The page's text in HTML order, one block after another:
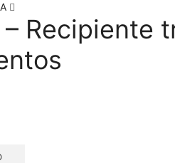
– Recipiente